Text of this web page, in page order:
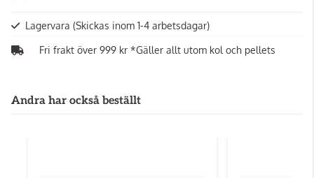
Lagervara (Skickas inom 1-4 arbetsdagar)
Fri frakt över 999 kr *Gäller allt utom kol och pellets
Andra har också beställt